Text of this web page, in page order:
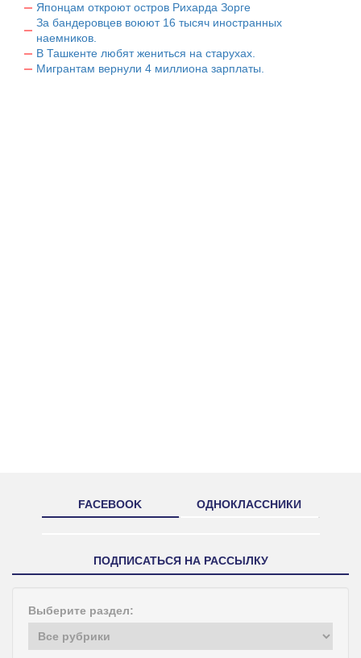
Японцам откроют остров Рихарда Зорге
За бандеровцев воюют 16 тысяч иностранных
наемников.
В Ташкенте любят жениться на старухах.
Мигрантам вернули 4 миллиона зарплаты.
FACEBOOK ОДНОКЛАССНИКИ
ПОДПИСАТЬСЯ НА РАССЫЛКУ
Выберите раздел: